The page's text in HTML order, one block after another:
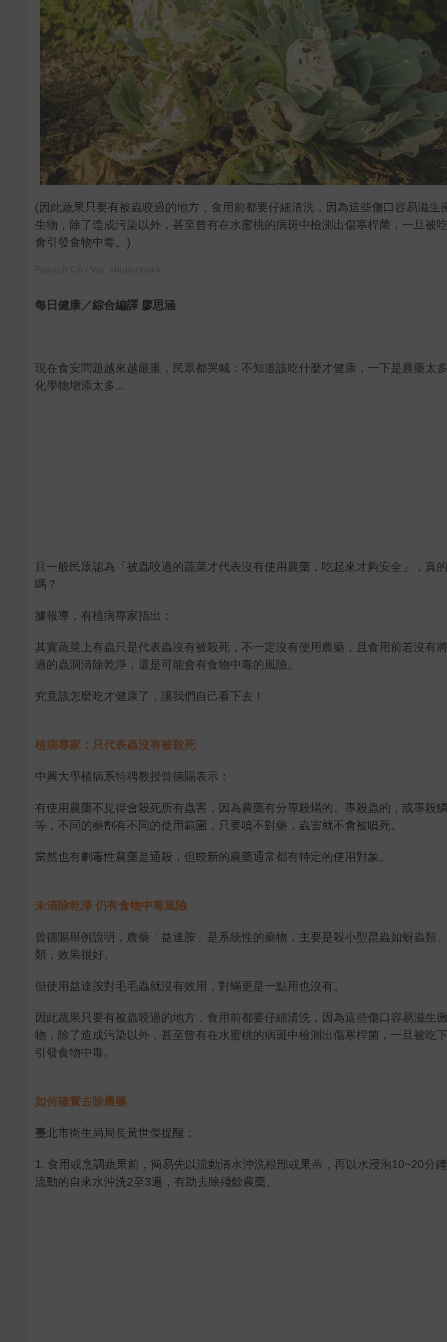
(因此蔬果只要有被蟲咬過的地方，食用前都要仔細清洗，因為這些傷口容易滋生
生物，除了造成污染以外，甚至曾有在水蜜桃的病斑中檢測出傷寒桿菌，一旦被
會引發食物中毒。)
每日健康／綜合編譯 廖思涵
現在食安問題越來越嚴重，民眾都哭喊：不知道該吃什麼才健康，一下是農藥太
化學物增添太多...
且一般民眾認為「被蟲咬過的蔬菜才代表沒有使用農藥，吃起來才夠安全」，真
嗎？
據報導，有植病專家指出：
其實蔬菜上有蟲只是代表蟲沒有被殺死，不一定沒有使用農藥，且食用前若沒有
過的蟲洞清除乾淨，還是可能會有食物中毒的風險。
究竟該怎麼吃才健康了，讓我們自己看下去！
植病專家：只代表蟲沒有被殺死
中興大學植病系特聘教授曾德賜表示：
有使用農藥不見得會殺死所有蟲害，因為農藥有分專殺蟎的、專殺蟲的，或專殺
等，不同的藥劑有不同的使用範圍，只要噴不對藥，蟲害就不會被噴死。
當然也有劇毒性農藥是通殺，但較新的農藥通常都有特定的使用對象。
未清除乾淨 仍有食物中毒風險
曾德賜舉例說明，農藥「益達胺」是系統性的藥物，主要是殺小型昆蟲如蚜蟲類
類，效果很好。
但使用益達胺對毛毛蟲就沒有效用，對蟎更是一點用也沒有。
因此蔬果只要有被蟲咬過的地方，食用前都要仔細清洗，因為這些傷口容易滋生
物，除了造成污染以外，甚至曾有在水蜜桃的病斑中檢測出傷寒桿菌，一旦被吃
引發食物中毒。
如何確實去除農藥
臺北市衛生局局長黃世傑提醒：
1. 食用或烹調蔬果前，簡易先以流動清水沖洗根部或果蒂，再以水浸泡10~20分
流動的自來水沖洗2至3遍，有助去除殘餘農藥。